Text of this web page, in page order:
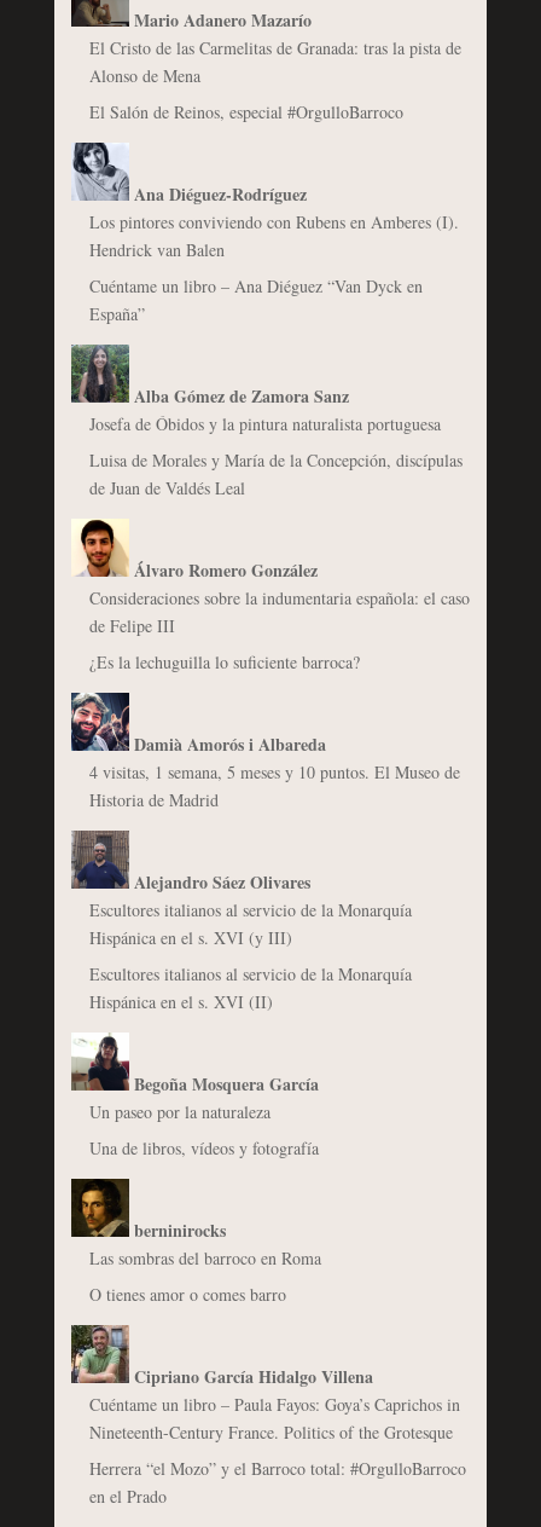
Mario Adanero Mazarío
El Cristo de las Carmelitas de Granada: tras la pista de
Alonso de Mena
El Salón de Reinos, especial #OrgulloBarroco
Ana Diéguez-Rodríguez
Los pintores conviviendo con Rubens en Amberes (I).
Hendrick van Balen
Cuéntame un libro – Ana Diéguez “Van Dyck en
España”
Alba Gómez de Zamora Sanz
Josefa de Óbidos y la pintura naturalista portuguesa
Luisa de Morales y María de la Concepción, discípulas
de Juan de Valdés Leal
Álvaro Romero González
Consideraciones sobre la indumentaria española: el caso
de Felipe III
¿Es la lechuguilla lo suficiente barroca?
Damià Amorós i Albareda
4 visitas, 1 semana, 5 meses y 10 puntos. El Museo de
Historia de Madrid
Alejandro Sáez Olivares
Escultores italianos al servicio de la Monarquía
Hispánica en el s. XVI (y III)
Escultores italianos al servicio de la Monarquía
Hispánica en el s. XVI (II)
Begoña Mosquera García
Un paseo por la naturaleza
Una de libros, vídeos y fotografía
berninirocks
Las sombras del barroco en Roma
O tienes amor o comes barro
Cipriano García Hidalgo Villena
Cuéntame un libro – Paula Fayos: Goya’s Caprichos in
Nineteenth-Century France. Politics of the Grotesque
Herrera “el Mozo” y el Barroco total: #OrgulloBarroco
en el Prado